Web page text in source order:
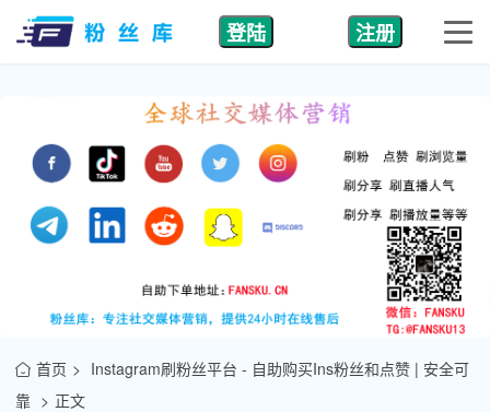
登陆 注册
首页
Instagram刷粉丝平台 - 自助购买Ins粉丝和点赞 | 安全可
靠
正文